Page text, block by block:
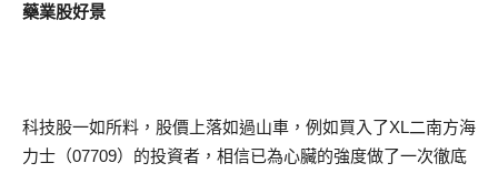
藥業股好景
科技股一如所料，股價上落如過山車，例如買入了XL二南方海
力士（07709）的投資者，相信已為心臟的強度做了一次徹底